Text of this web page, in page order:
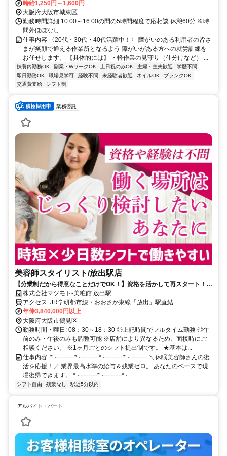
時給1,250円～1,600円
大阪府大阪市城東区
勤務時間詳細 10:00～16:00の間の5時間程度で応相談 休憩60分 ※時
間外ほぼなし
仕事内容 〈20代・30代・40代活躍中！〉 障がいのある利用者の皆さ
まが笑顔で通える作業所となるよう 障がいがある方への就労訓練を
お任せします。 【具体的には】 ・軽作業の見守り（仕分けなど） ...
扶養内勤務OK 副業・WワークOK 土日祝のみOK 主婦・主夫歓迎
学歴不問
即日勤務OK
職場見学可 経験不問 未経験者歓迎 ネイルOK
ブランクOK
交通費支給
シフト制
業務委託
美容師スタイリスト/放出駅店
【分業制だから得意なことだけでOK！】資格を活かして再スタート！休
眠美容師さん歓迎◎ 残業なし/ブランクOK
株式会社マツモト-美粧館 放出駅
アクセス: JR学研都市線・おおさか東線「放出」駅直結
年俸3,840,000円以上
大阪府大阪市鶴見区
勤務時間・曜日: 08：30～18：30 ◎上記時間でフルタイム勤務 ◎午
前のみ・午後のみも調整可能 ※店舗により異なるため、面接時にご
相談ください。 ※1ヶ月ごとのシフト提出制です。 ★基本は...
仕事内容: *.·┈┈┈*.·┈┈┈*.·┈┈┈*.·┈┈┈ ＼休眠美容師さんの復
活を応援！／ 業界最高水準の給与＆残業ゼロ。 あなたのペースで現
場復帰できます。 *.·┈┈┈*.·┈┈┈*.·...
シフト自由 残業なし 駅近5分以内
アルバイト・パート